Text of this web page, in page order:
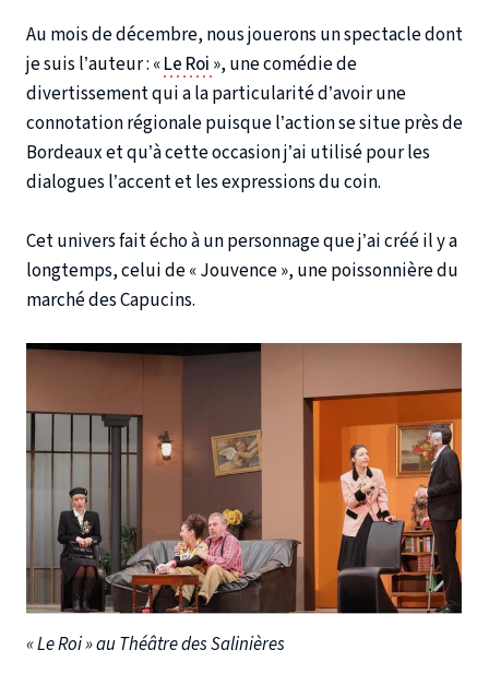
Au mois de décembre, nous jouerons un spectacle dont
je suis l’auteur : «Le Roi », une comédie de
divertissement qui a la particularité d’avoir une
connotation régionale puisque l’action se situe près de
Bordeaux et qu’à cette occasion j’ai utilisé pour les
dialogues l’accent et les expressions du coin.
Cet univers fait écho à un personnage que j’ai créé il y a
longtemps, celui de « Jouvence », une poissonnière du
marché des Capucins.
« Le Roi » au Théâtre des Salinières